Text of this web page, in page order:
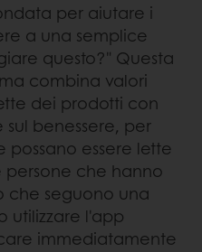
per aiutare i
a una semplice
questo?" Questa
combina valori
dei prodotti con
benessere, per
essere lette
che hanno
che seguono una
utilizzare l'app
immediatamente